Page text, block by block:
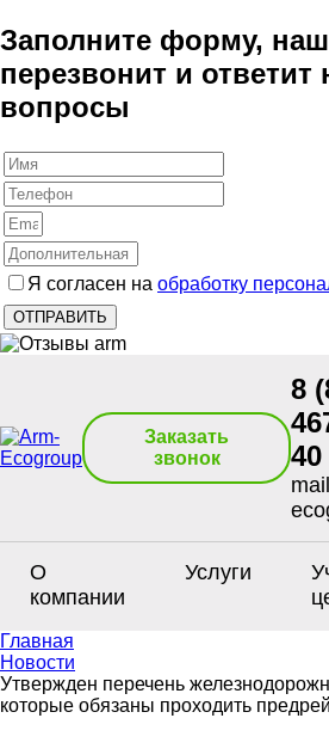
Заполните форму,
перезвонит и ответит
вопросы
Я согласен на обработку
Заказать
звонок
8
40
О
компании
Услуги
Главная
Новости
Утвержден перечень
которые обязаны проходить